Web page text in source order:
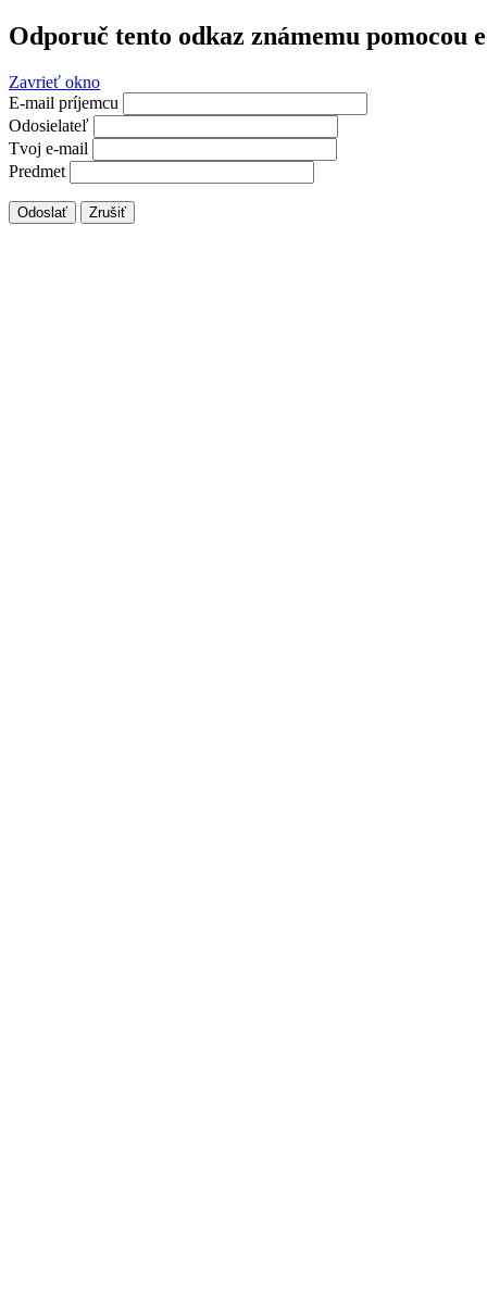
Odporuč tento odkaz známemu pomocou
Zavrieť okno
E-mail príjemcu
Odosielateľ
Tvoj e-mail
Predmet
Odoslať Zrušiť